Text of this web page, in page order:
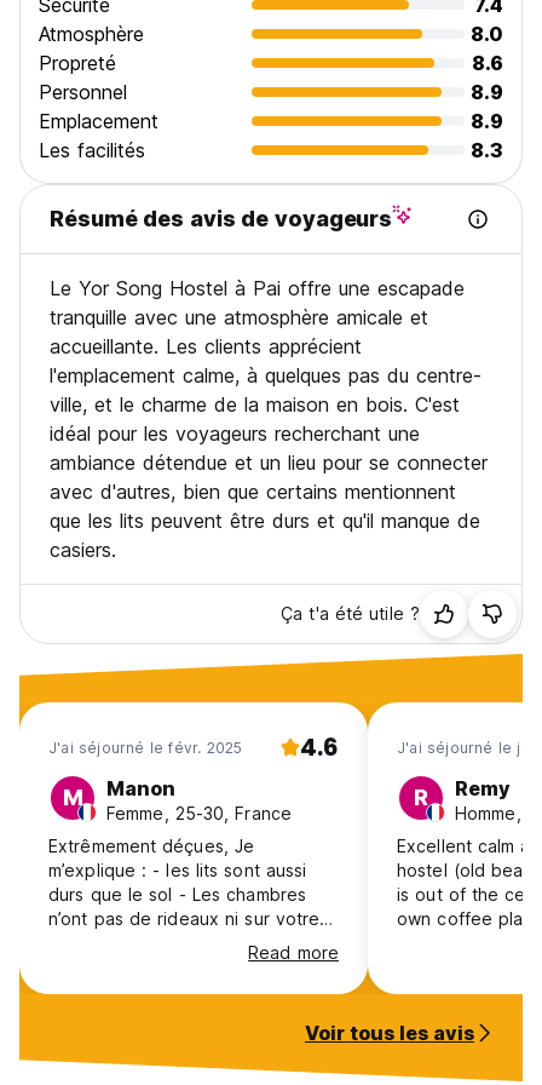
Veuillez nous informer si vous arrivez à l'auberge après
22h00.
4) Paiement à l'arrivée : En espèces uniquement.
5) L'annulation ou la modification doit être effectuée 1 jour
avant l'arrivée.
6) Le petit-déjeuner n'est pas inclus.
7) INTERDICTION de fumer dans la chambre, mais disposez
d'un espace fumeur.
8) Veuillez noter que CERTAINES chambres ne disposent
9) Nous n'acceptons que les invités âgés de 18 ans ou
plus. (Auto-translated from original language)
Sécurité
7.4
Atmosphère
8.0
Propreté
8.6
Personnel
8.9
Emplacement
8.9
Les facilités
8.3
Résumé des avis de voyageurs
Le Yor Song Hostel à Pai offre une escapade
tranquille avec une atmosphère amicale et
accueillante. Les clients apprécient
l'emplacement calme, à quelques pas du centre-
ville, et le charme de la maison en bois. C'est
idéal pour les voyageurs recherchant une
ambiance détendue et un lieu pour se connecter
avec d'autres, bien que certains mentionnent
que les lits peuvent être durs et qu'il manque de
casiers.
Ça t'a été utile ?
J'ai séjourné le févr. 2025 4.6
M Manon
Femme, 25-30, France
Extrêmement déçues, Je
m’explique : - les lits sont aussi
durs que le sol - Les chambres
n’ont pas de rideaux ni sur votre
lit, ni au fenêtre - Ils vous vendent
une cuisine, il n’y en a pas, même
pas de frigo! - L’annonce indique
occupe ne parle pas anglais et ne
Read more
J'ai séjourné le
R Remy
Homme,
Excellent calm
hostel (old
is out of the
own coffee
the sun in the
very comfy
Voir tous les avis